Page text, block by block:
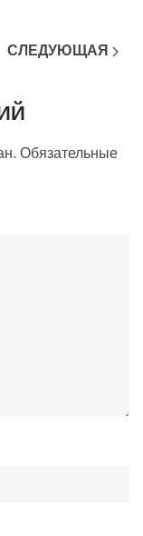
СЛЕДУЮЩАЯ
Обязательные